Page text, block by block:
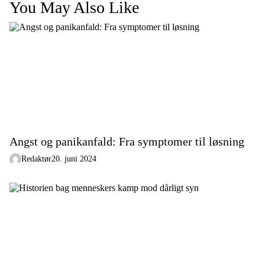
You May Also Like
Angst og panikanfald: Fra symptomer til løsning
Redaktør20. juni 2024